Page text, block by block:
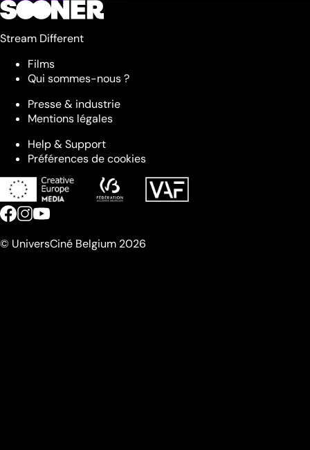
Stream Different
Films
Qui sommes-nous ?
Presse & industrie
Mentions légales
Help & Support
Préférences de cookies
© UniversCiné Belgium 2026